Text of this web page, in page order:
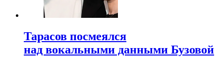
Тарасов посмеялся
над вокальными данными Бузовой